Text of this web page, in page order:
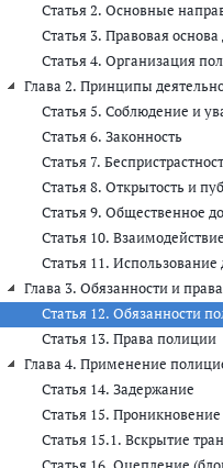
Статья 2. Основные
Статья 3. Правовая основа
Статья 4. Организация
Глава 2. Принципы
Статья 5. Соблюдение и
Статья 6. Законность
Статья 7.
Статья 8. Открытость и
Статья 9. Общественное
Статья 10.
Статья 11.
Глава 3. Обязанности и права
Статья 12. Обязанности
Статья 13. Права полиции
Глава 4. Применение
Статья 14. Задержание
Статья 15.
Статья 15.1. Вскрытие